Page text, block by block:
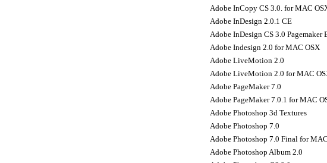
Adobe InCopy CS 3.0. for MAC
Adobe InDesign 2.0.1 CE
Adobe InDesign CS 3.0 Pagemaker
Adobe Indesign 2.0 for MAC OSX
Adobe LiveMotion 2.0
Adobe LiveMotion 2.0 for MAC
Adobe PageMaker 7.0
Adobe PageMaker 7.0.1 for MAC
Adobe Photoshop 3d Textures
Adobe Photoshop 7.0
Adobe Photoshop 7.0 Final for
Adobe Photoshop Album 2.0